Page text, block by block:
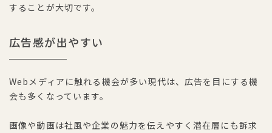
することが大切です。
広告感が出やすい
Webメディアに触れる機会が多い現代は、広告を目にする機
会も多くなっています。
画像や動画は社風や企業の魅力を伝えやすく潜在層にも訴求